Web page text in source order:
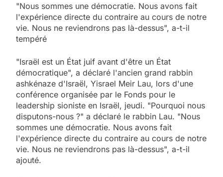
"Nous sommes une démocratie. Nous avons fait
l'expérience directe du contraire au cours de notre
vie. Nous ne reviendrons pas là-dessus", a-t-il
tempéré
"Israël est un État juif avant d'être un État
démocratique", a déclaré l'ancien grand rabbin
ashkénaze d'Israël, Yisrael Meir Lau, lors d'une
conférence organisée par le Fonds pour le
leadership sioniste en Israël, jeudi. "Pourquoi nous
disputons-nous ?" a déclaré le rabbin Lau. "Nous
sommes une démocratie. Nous avons fait
l'expérience directe du contraire au cours de notre
vie. Nous ne reviendrons pas là-dessus", a-t-il
ajouté.